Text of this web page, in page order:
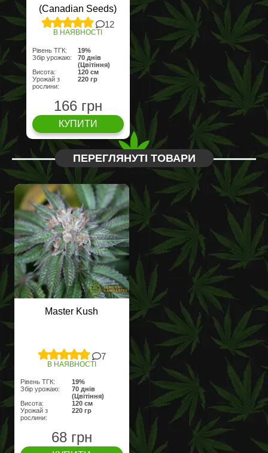
(Canadian Seeds)
12
В НАЯВНОСТІ
Рівень ТГК:
19%
Збір урожаю:
70 днів
(Цвітіння)
Висота:
120 см
Урожай з
рослини:
220 гр
166 грн
КУПИТИ
ПЕРЕГЛЯНУТІ ТОВАРИ
Master Kush
7
В НАЯВНОСТІ
Рівень ТГК:
19%
Збір урожаю:
70 днів
(Цвітіння)
Висота:
120 см
Урожай з
рослини:
220 гр
68 грн